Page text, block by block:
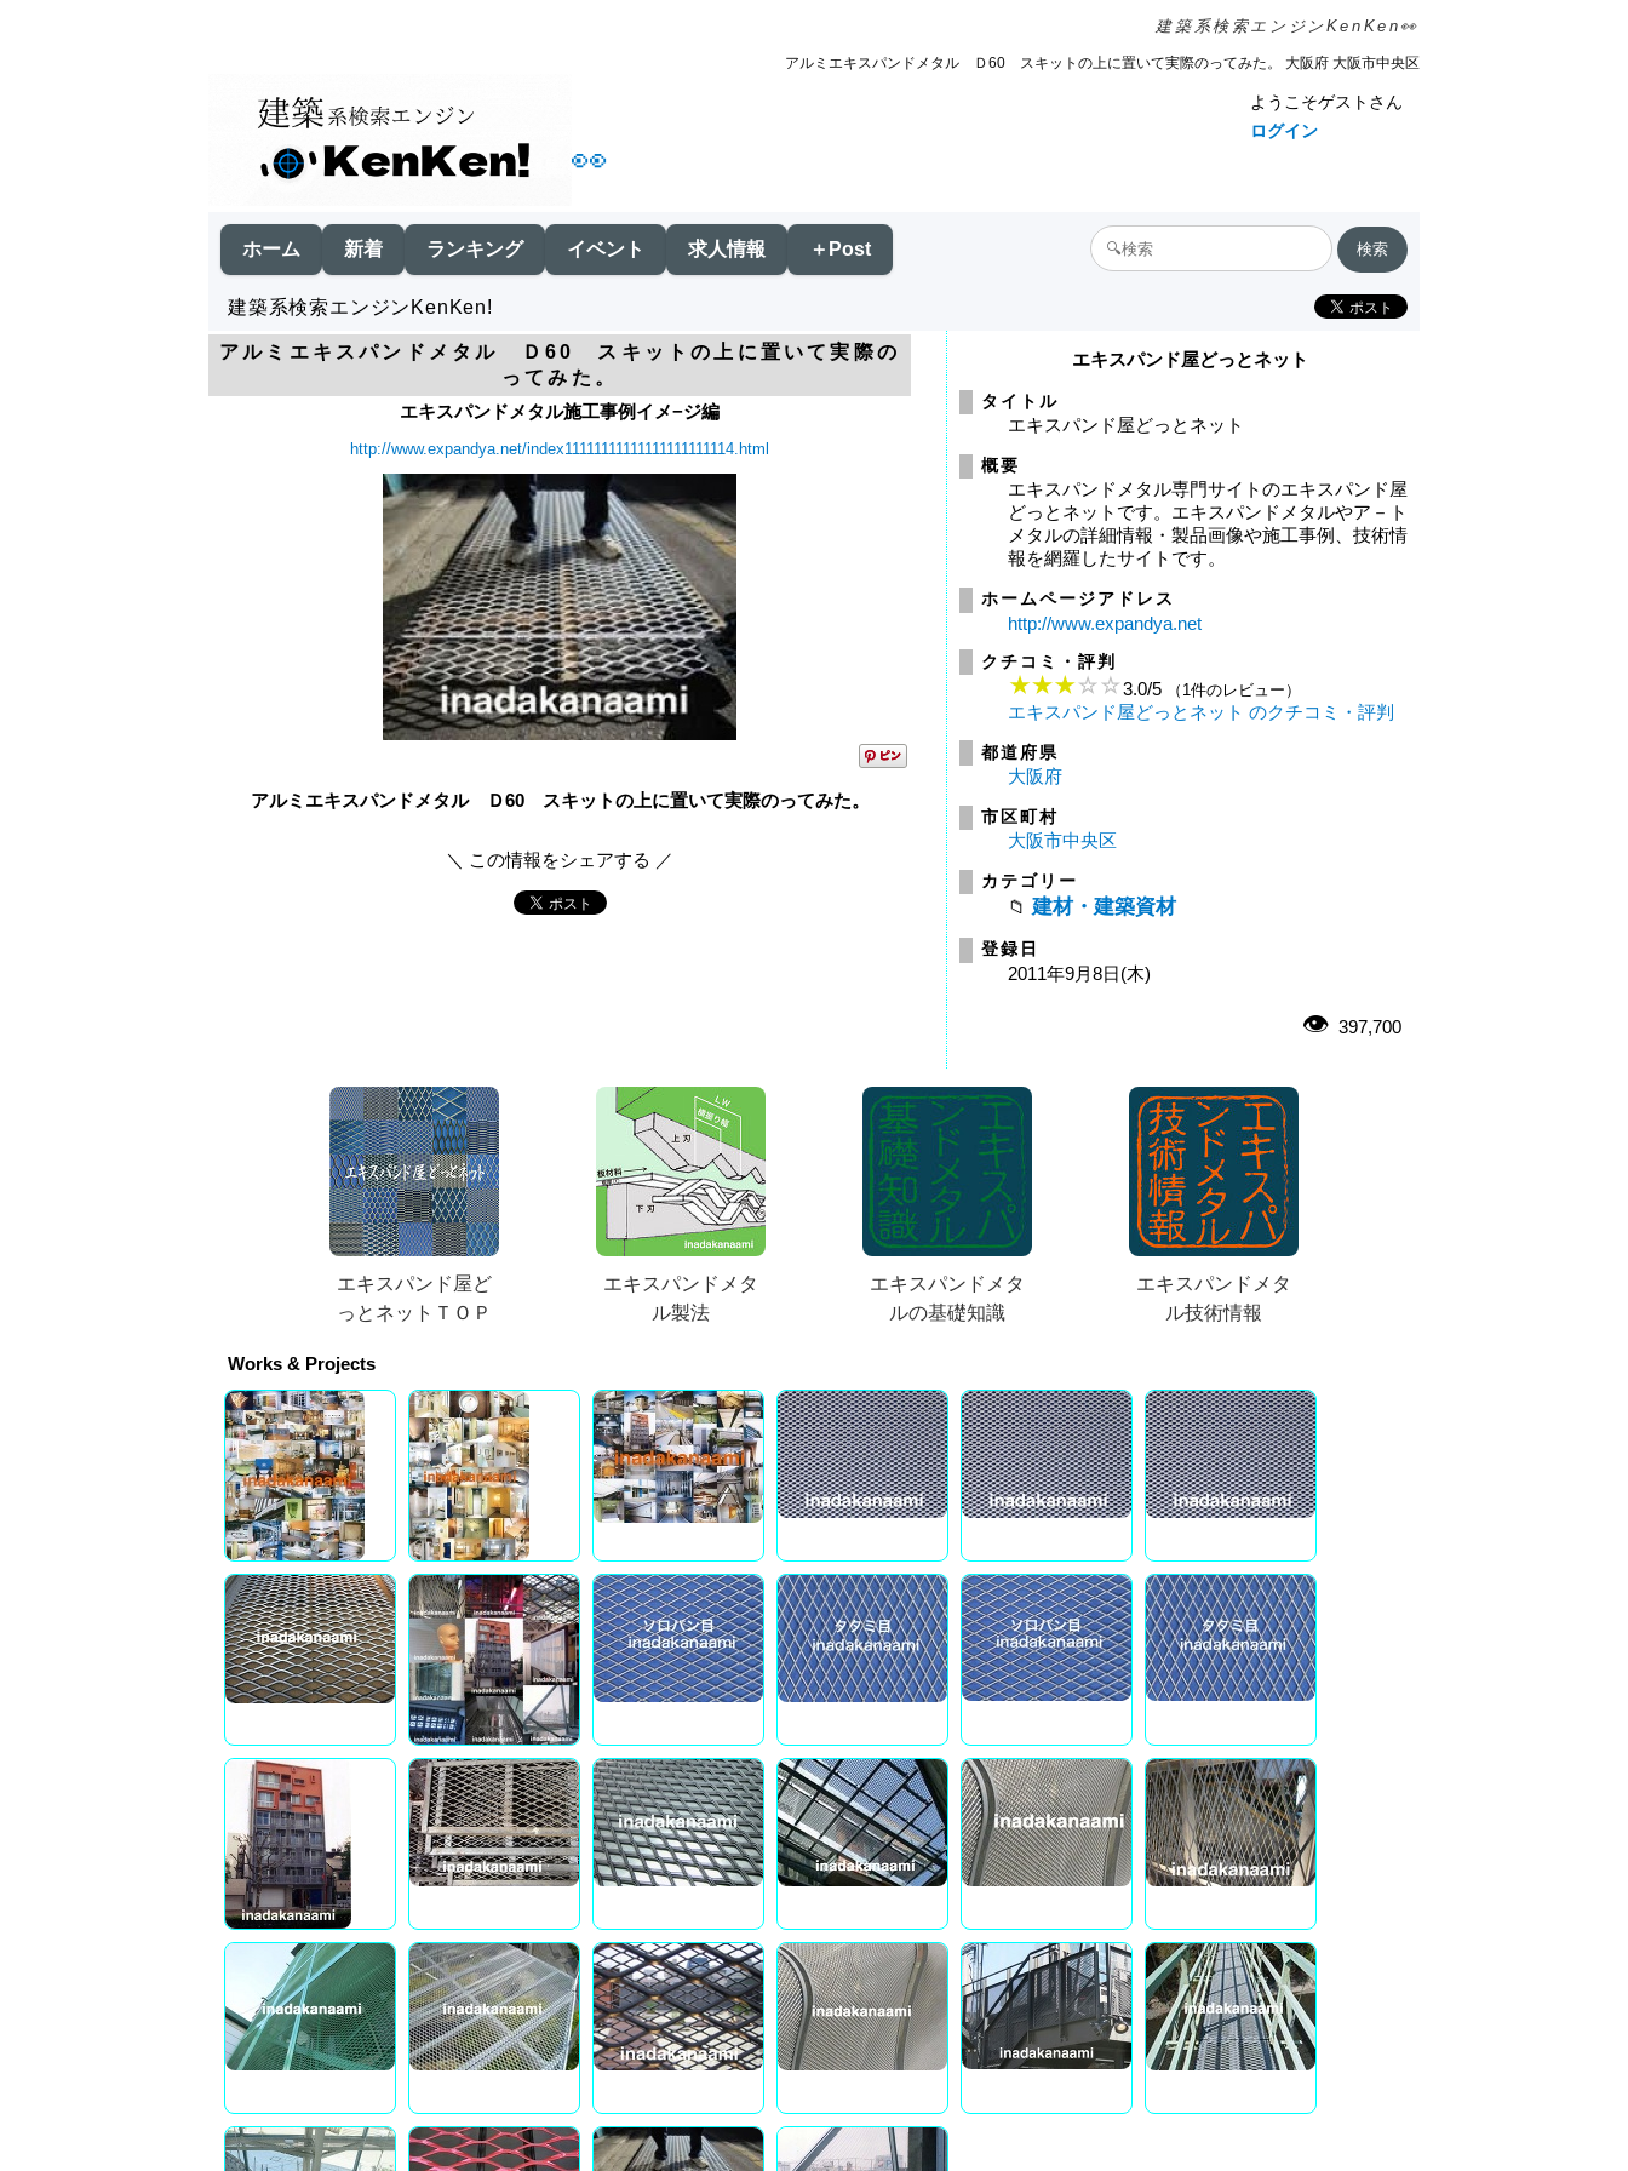
建築系検索エンジンKenKen👀
アルミエキスパンドメタル Ｄ60 スキットの上に置いて実際のってみた。 大阪府 大阪市中央区
👀
ようこそゲストさん
ログイン
ホーム 新着 ランキング イベント 求人情報 ＋Post
建築系検索エンジンKenKen!
アルミエキスパンドメタル Ｄ60 スキットの上に置いて実際の
ってみた。
エキスパンドメタル施工事例イメ−ジ編
http://www.expandya.net/index11111111111111111111114.html
アルミエキスパンドメタル Ｄ60 スキットの上に置いて実際のってみた。
＼ この情報をシェアする ／
エキスパンド屋どっとネット
タイトル
エキスパンド屋どっとネット
概要
エキスパンドメタル専門サイトのエキスパンド屋
どっとネットです。エキスパンドメタルやア－ト
メタルの詳細情報・製品画像や施工事例、技術情
報を網羅したサイトです。
ホームページアドレス
http://www.expandya.net
クチコミ・評判
3.0/5 （1件のレビュー）
エキスパンド屋どっとネット のクチコミ・評判
都道府県
大阪府
市区町村
大阪市中央区
カテゴリー
建材・建築資材
登録日
2011年9月8日(木)
397,700
エキスパンド屋ど
っとネットＴＯＰ
エキスパンドメタ
ル製法
エキスパンドメタ
ルの基礎知識
エキスパンドメタ
ル技術情報
Works & Projects